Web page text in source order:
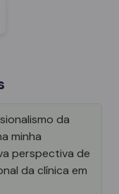
da
minha
perspectiva de
da clínica em